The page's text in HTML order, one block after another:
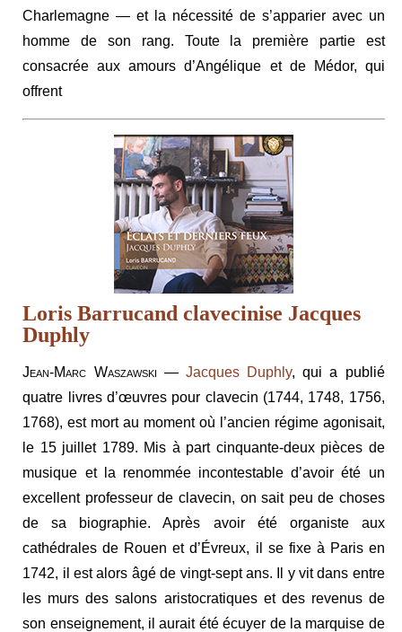
Charlemagne — et la nécessité de s’apparier avec un
homme de son rang. Toute la première partie est
consacrée aux amours d’Angélique et de Médor, qui
offrent
Loris Barrucand clavecinise Jacques
Duphly
Jean-Marc Waszawski — Jacques Duphly, qui a publié
quatre livres d’œuvres pour clavecin (1744, 1748, 1756,
1768), est mort au moment où l’ancien régime agonisait,
le 15 juillet 1789. Mis à part cinquante-deux pièces de
musique et la renommée incontestable d’avoir été un
excellent professeur de clavecin, on sait peu de choses
de sa biographie. Après avoir été organiste aux
cathédrales de Rouen et d’Évreux, il se fixe à Paris en
1742, il est alors âgé de vingt-sept ans. Il y vit dans entre
les murs des salons aristocratiques et des revenus de
son enseignement, il aurait été écuyer de la marquise de